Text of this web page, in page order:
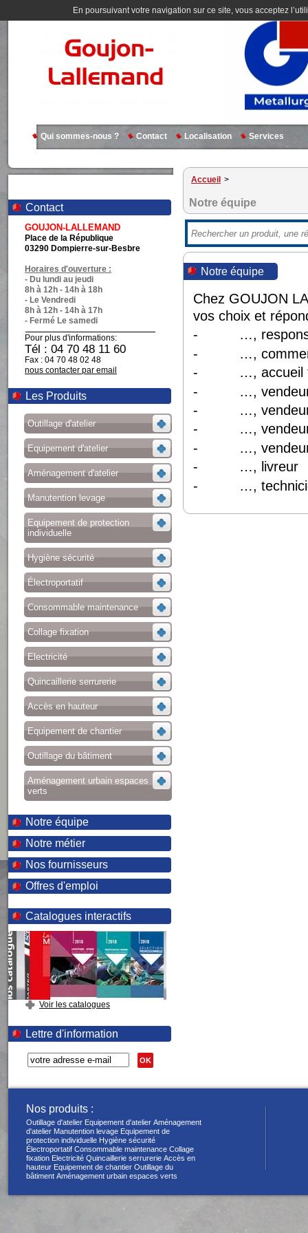
En poursuivant votre navigation sur ce site, vous acceptez
Qui sommes-nous ? Contact Localisation Services
Contact
GOUJON-LALLEMAND
Place de la République
03290 Dompierre-sur-Besbre
Horaires d'ouverture :
- Du lundi au jeudi
8h à 12h - 14h à 18h
- Le Vendredi
8h à 12h - 14h à 17h
- Fermé Le samedi
Pour plus d'informations:
Tél : 04 70 48 11 60
Fax : 04 70 48 02 48
nous contacter par email
Les Produits
Outillage d'atelier
Equipement d'atelier
Aménagement d'atelier
Manutention levage
Equipement de protection
individuelle
Hygiène sécurité
Électroportatif
Consommable maintenance
Collage fixation
Electricité
Quincaillerie serrurerie
Accès en hauteur
Equipement de chantier
Outillage du bâtiment
Aménagement urbain espaces
verts
Notre équipe
Notre métier
Nos fournisseurs
Offres d'emploi
Catalogues interactifs
Voir les catalogues
Lettre d'information
OK
Accueil >
Notre équipe
Notre équipe
Chez GOUJON
vos choix et
- …,
- …,
- …, accueil
- …,
- …,
- …,
- …,
- …, livreur
- …,
Nos produits :
Outillage d'atelier Equipement d'atelier Aménagement
d'atelier Manutention levage Equipement de
protection individuelle Hygiène sécurité
Électroportatif Consommable maintenance Collage
fixation Electricité Quincaillerie serrurerie Accès en
hauteur Equipement de chantier Outillage du
bâtiment Aménagement urbain espaces verts